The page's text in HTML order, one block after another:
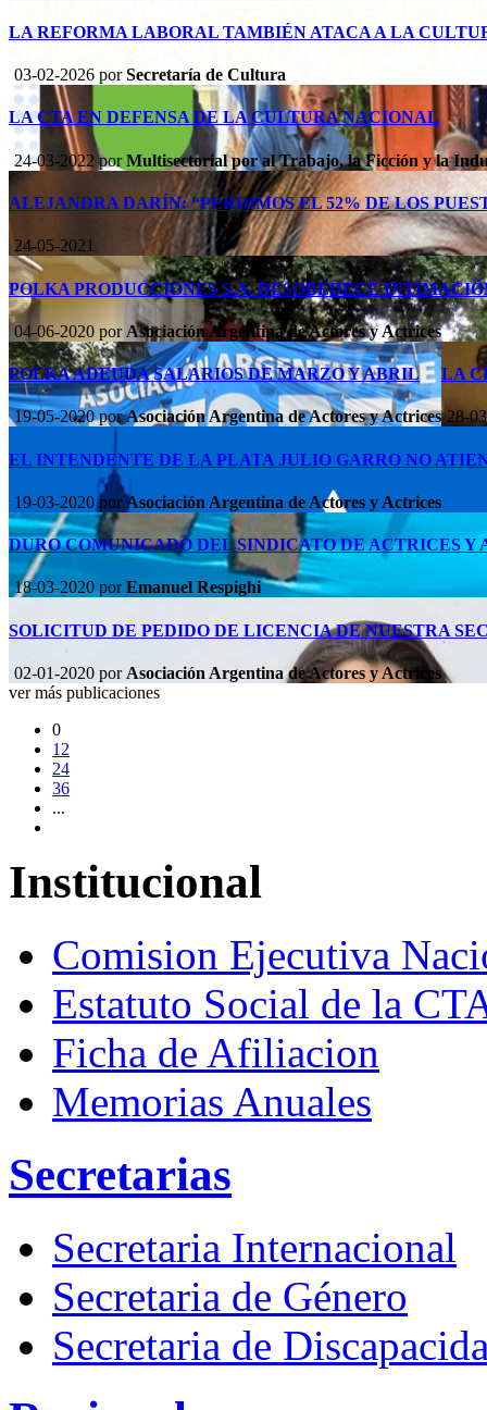
LA REFORMA LABORAL TAMBIÉN ATACA A LA
03-02-2026 porSecretaría de Cultura
LA CTA EN DEFENSA DE LA CULTURA NACIONAL
24-03-2022 porMultisectorial por al Trabajo, la Ficción y la
ALEJANDRA DARÍN: “PERDIMOS EL 52% DE LOS
24-05-2021
POLKA PRODUCCIONES S.A. DESOBEDECE
04-06-2020 por Asociación Argentina de Actores y Actrices
POLKA ADEUDA SALARIOS DE MARZO Y ABRIL
19-05-2020porAsociación Argentina de Actores y Actrices
LA
28-
EL INTENDENTE DE LA PLATA JULIO GARRO NO
19-03-2020porAsociación Argentina de Actores y Actrices
DURO COMUNICADO DEL SINDICATO DE ACTRICES Y
18-03-2020 porEmanuel Respighi
SOLICITUD DE PEDIDO DE LICENCIA DE NUESTRA
02-01-2020 por Asociación Argentina de Actores y Actrices
ver más publicaciones
0
12
24
36
...
Institucional
Comision Ejecutiva
Estatuto Social de la
Ficha de Afiliacion
Memorias Anuales
Secretarias
Secretaria Internacional
Secretaria de Género
Secretaria de